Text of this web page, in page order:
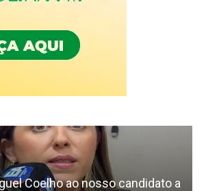
Coelho ao nosso candidato a